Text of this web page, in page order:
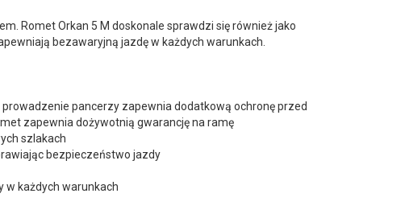
Romet Orkan 5 M doskonale sprawdzi się również jako
bezawaryjną jazdę w każdych warunkach.
pancerzy zapewnia dodatkową ochronę przed
zapewnia dożywotnią gwarancję na ramę
szlakach
bezpieczeństwo jazdy
w każdych warunkach